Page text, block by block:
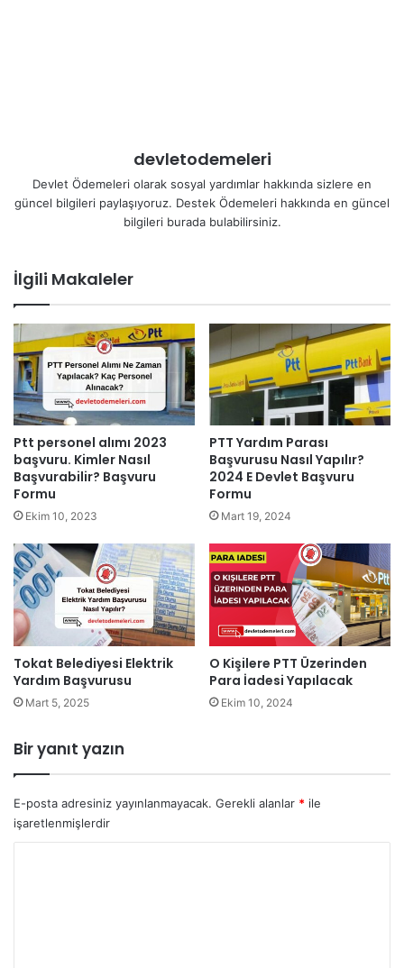
devletodemeleri
Devlet Ödemeleri olarak sosyal yardımlar hakkında sizlere en
güncel bilgileri paylaşıyoruz. Destek Ödemeleri hakkında en güncel
bilgileri burada bulabilirsiniz.
İlgili Makaleler
Ptt personel alımı 2023
başvuru. Kimler Nasıl
Başvurabilir? Başvuru
Formu
Ekim 10, 2023
PTT Yardım Parası
Başvurusu Nasıl Yapılır?
2024 E Devlet Başvuru
Formu
Mart 19, 2024
Tokat Belediyesi Elektrik
Yardım Başvurusu
Mart 5, 2025
O Kişilere PTT Üzerinden
Para İadesi Yapılacak
Ekim 10, 2024
Bir yanıt yazın
E-posta adresiniz yayınlanmayacak. Gerekli alanlar * ile
işaretlenmişlerdir